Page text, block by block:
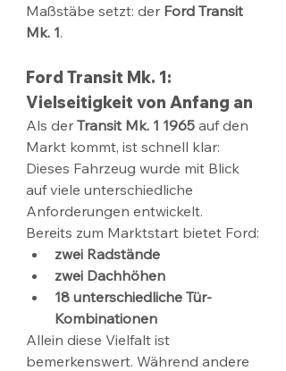
Maßstäbe setzt: der Ford Transit
Mk. 1.
Ford Transit Mk. 1:
Vielseitigkeit von Anfang an
Als der Transit Mk. 1 1965 auf den
Markt kommt, ist schnell klar:
Dieses Fahrzeug wurde mit Blick
auf viele unterschiedliche
Anforderungen entwickelt.
Bereits zum Marktstart bietet Ford:
zwei Radstände
zwei Dachhöhen
18 unterschiedliche Tür-
Kombinationen
Allein diese Vielfalt ist
bemerkenswert. Während andere